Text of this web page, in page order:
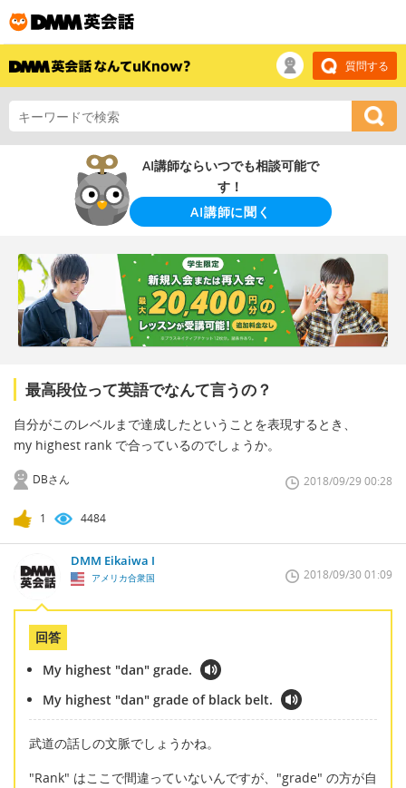
質問する
AI講師ならいつでも相談可能で
す！
AI講師に聞く
最高段位って英語でなんて言うの？
自分がこのレベルまで達成したということを表現するとき、
my highest rank で合っているのでしょうか。
DBさん 2018/09/29 00:28
1 4484
DMM Eikaiwa I
アメリカ合衆国 2018/09/30 01:09
回答
My highest "dan" grade.
My highest "dan" grade of black belt.
武道の話しの文脈でしょうかね。
"Rank" はここで間違っていないんですが、"grade" の方が自